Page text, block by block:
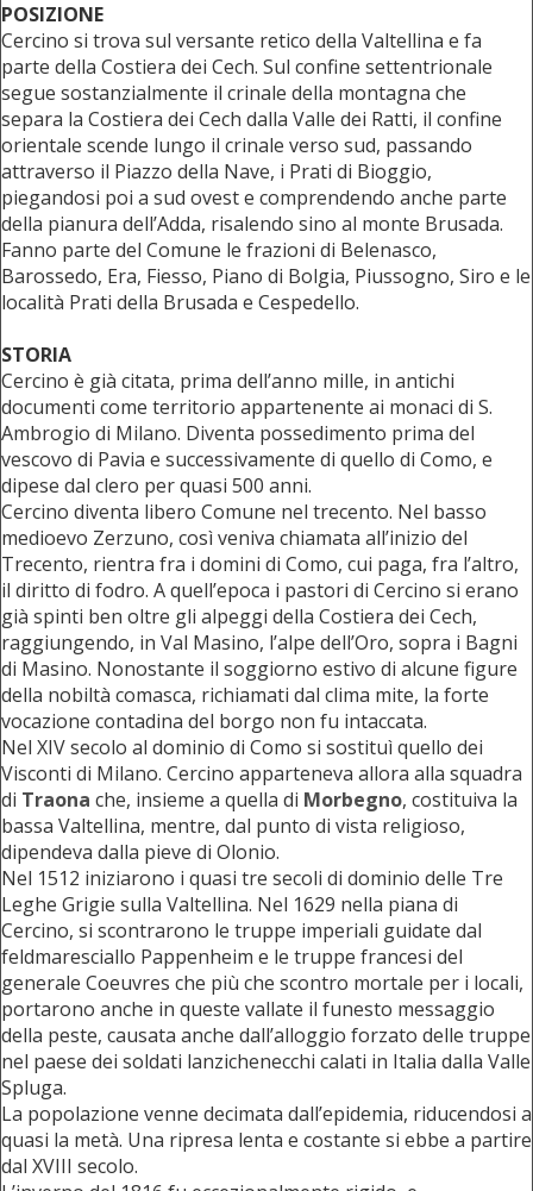
POSIZIONE
Cercino si trova sul versante retico della Valtellina e fa
parte della Costiera dei Cech. Sul confine settentrionale
segue sostanzialmente il crinale della montagna che
separa la Costiera dei Cech dalla Valle dei Ratti, il confine
orientale scende lungo il crinale verso sud, passando
attraverso il Piazzo della Nave, i Prati di Bioggio,
piegandosi poi a sud ovest e comprendendo anche parte
della pianura dell’Adda, risalendo sino al monte Brusada.
Fanno parte del Comune le frazioni di Belenasco,
Barossedo, Era, Fiesso, Piano di Bolgia, Piussogno, Siro e le
località Prati della Brusada e Cespedello.
STORIA
Cercino è già citata, prima dell’anno mille, in antichi
documenti come territorio appartenente ai monaci di S.
Ambrogio di Milano. Diventa possedimento prima del
vescovo di Pavia e successivamente di quello di Como, e
dipese dal clero per quasi 500 anni.
Cercino diventa libero Comune nel trecento. Nel basso
medioevo Zerzuno, così veniva chiamata all’inizio del
Trecento, rientra fra i domini di Como, cui paga, fra l’altro,
il diritto di fodro. A quell’epoca i pastori di Cercino si erano
già spinti ben oltre gli alpeggi della Costiera dei Cech,
raggiungendo, in Val Masino, l’alpe dell’Oro, sopra i Bagni
di Masino. Nonostante il soggiorno estivo di alcune figure
della nobiltà comasca, richiamati dal clima mite, la forte
vocazione contadina del borgo non fu intaccata.
Nel XIV secolo al dominio di Como si sostituì quello dei
Visconti di Milano. Cercino apparteneva allora alla squadra
di Traona che, insieme a quella di Morbegno, costituiva la
bassa Valtellina, mentre, dal punto di vista religioso,
dipendeva dalla pieve di Olonio.
Nel 1512 iniziarono i quasi tre secoli di dominio delle Tre
Leghe Grigie sulla Valtellina. Nel 1629 nella piana di
Cercino, si scontrarono le truppe imperiali guidate dal
feldmaresciallo Pappenheim e le truppe francesi del
generale Coeuvres che più che scontro mortale per i locali,
portarono anche in queste vallate il funesto messaggio
della peste, causata anche dall’alloggio forzato delle truppe
nel paese dei soldati lanzichenecchi calati in Italia dalla Valle
Spluga.
La popolazione venne decimata dall’epidemia, riducendosi a
quasi la metà. Una ripresa lenta e costante si ebbe a partire
dal XVIII secolo.